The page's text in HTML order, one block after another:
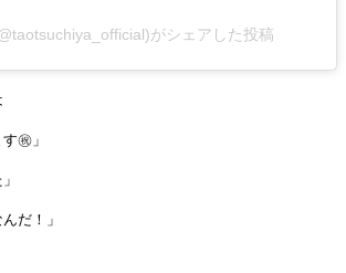
がシェアした投稿
㊗️」
だ！」